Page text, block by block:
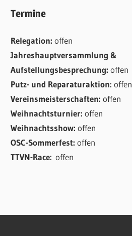
Termine
Relegation:offen
Jahreshauptversammlung &
Aufstellungsbesprechung:offen
Putz- und Reparaturaktion:offen
Vereinsmeisterschaften:offen
Weihnachtsturnier:offen
Weihnachtsshow:offen
OSC-Sommerfest:offen
TTVN-Race:offen